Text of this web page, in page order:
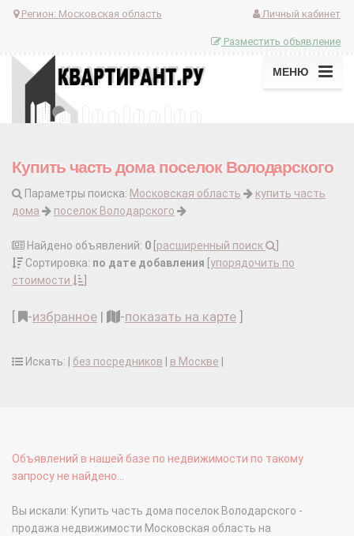
Регион: Московская область Личный кабинет
Разместить объявление
МЕНЮ
Купить часть дома поселок Володарского
Параметры поиска: Московская область
купить часть
дома
поселок Володарского
Найдено объявлений: 0 расширенный поиск
Сортировка: по дате добавления упорядочить по
стоимости
-избранное | -показать на карте
Искать: | без посредников в Москве
Объявлений в нашей базе по недвижимости по такому
запросу не найдено...
Вы искали: Купить часть дома поселок Володарского -
продажа недвижимости Московская область на